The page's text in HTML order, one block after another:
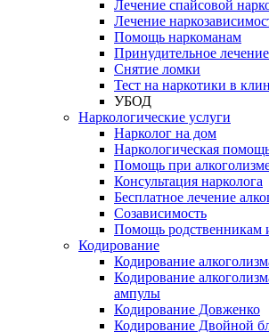
Лечение спайсовой
Лечение
Помощь наркоманам
Принудительное
Снятие ломки
Тест на наркотики в
УБОД
Наркологические услуги
Нарколог на дом
Наркологическая
Помощь при
Консультация нарколога
Бесплатное лечение
Созависимость
Помощь родственникам
Кодирование
Кодирование
Кодирование
ампулы
Кодирование Довженко
Кодирование Двойной